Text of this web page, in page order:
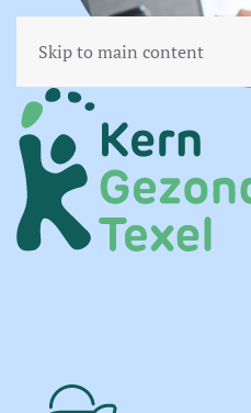
Skip to main content